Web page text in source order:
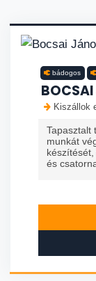
bádogos
Kiszállok
Tapasztalt
munkát
és